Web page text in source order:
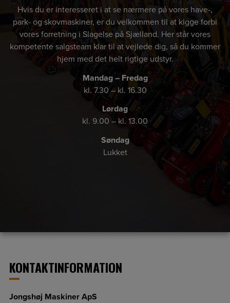
Hvis du er interesseret i at se nærmere på vores have-,
park- og skovmaskiner, er du velkommen til at kigge forbi
vores forretning i Slagelse på Sjælland. Her står vores
kompetente salgsteam klar til at vejlede dig, så du kommer
hjem med det helt rigtige udstyr.
Mandag – Fredag
kl. 7.30 – kl. 16.30
Lørdag
kl. 9.00 – kl. 13.00
Søndag
Lukket
KONTAKTINFORMATION
Jongshøj Maskiner ApS